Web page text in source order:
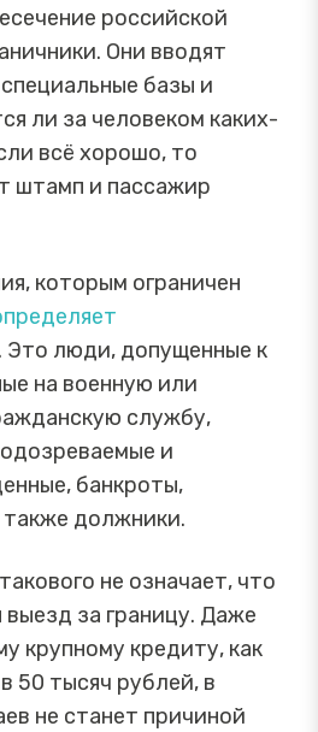
российской
Они вводят
базы и
ли за человеком каких-
всё хорошо, то
штамп и пассажир
которым ограничен
Это люди, допущенные к
на военную или
службу,
и
банкроты,
должники.
не означает, что
за границу. Даже
крупному кредиту, как
50 тысяч рублей, в
не станет причиной